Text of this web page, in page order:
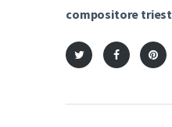
compositore